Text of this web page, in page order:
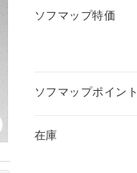
ソフマップ特価
ソフマップポイント
在庫